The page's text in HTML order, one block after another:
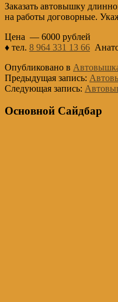
Заказать автовышку
на работы договорные.
Цена — 6000 рублей
♦ тел. 8 964 331 13 66
Опубликовано в
Предыдущая запись:
Следующая запись:
Основной Сайдбар